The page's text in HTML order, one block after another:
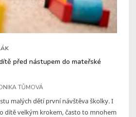
před nástupem do mateřské
TŮMOVÁ
malých dětí první návštěva školky. I
dítě velkým krokem, často to mnohem